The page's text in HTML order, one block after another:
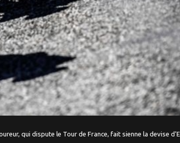
qui dispute le Tour de France, fait sienne la devise